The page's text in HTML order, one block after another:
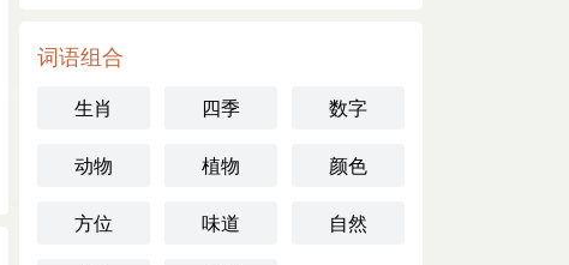
词语组合
生肖 四季 数字
动物 植物 颜色
方位 味道 自然